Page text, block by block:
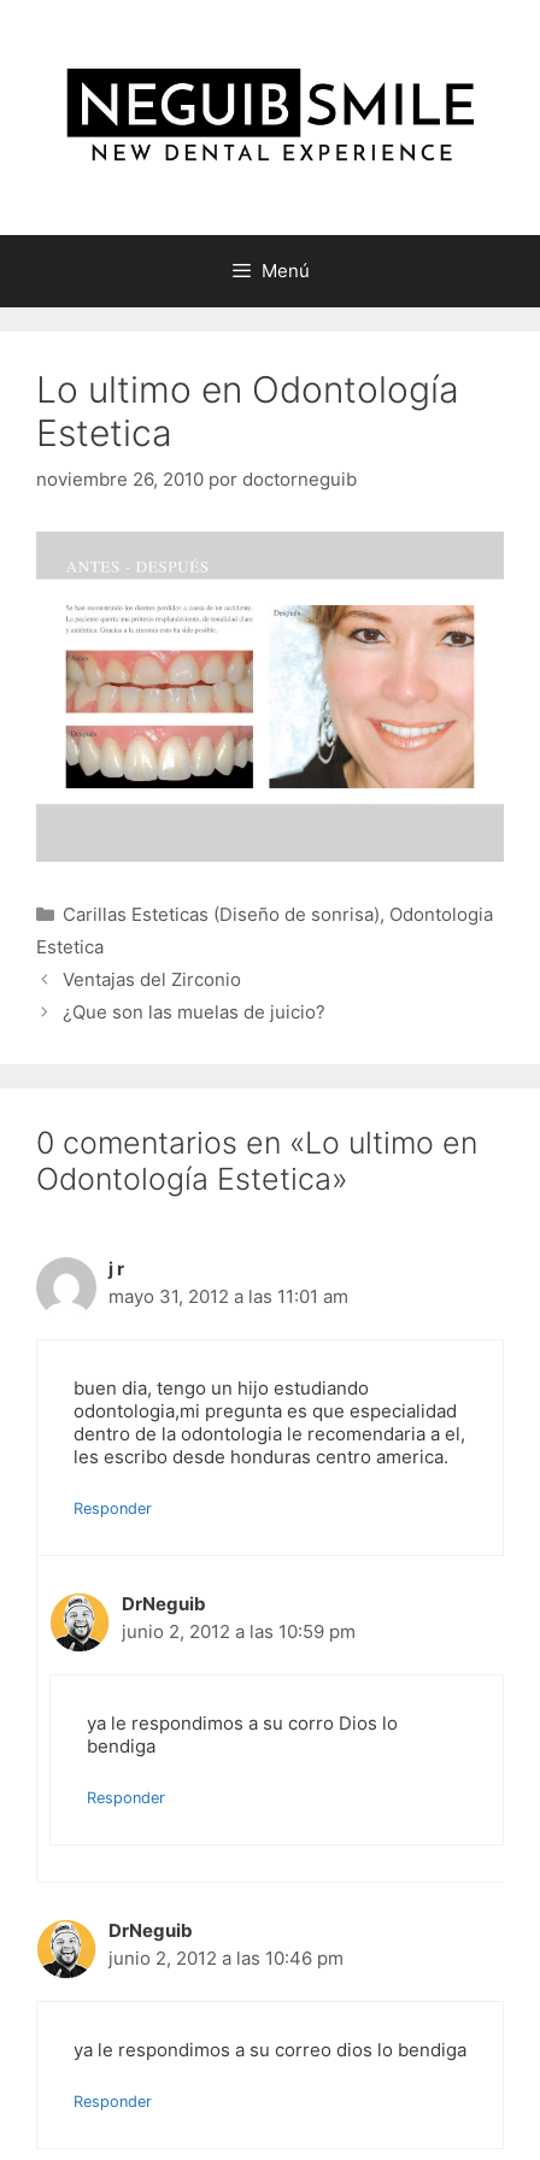
Menú
Lo ultimo en Odontología
Estetica
noviembre 26, 2010 por doctorneguib
Categorías
Carillas Esteticas (Diseño de sonrisa), Odontologia
Estetica
Ventajas del Zirconio
¿Que son las muelas de juicio?
0 comentarios en «Lo ultimo en
Odontología Estetica»
j r
mayo 31, 2012 a las 11:01 am
buen dia, tengo un hijo estudiando
odontologia,mi pregunta es que especialidad
dentro de la odontologia le recomendaria a el,
les escribo desde honduras centro america.
Responder
DrNeguib
junio 2, 2012 a las 10:59 pm
ya le respondimos a su corro Dios lo
bendiga
Responder
DrNeguib
junio 2, 2012 a las 10:46 pm
ya le respondimos a su correo dios lo bendiga
Responder